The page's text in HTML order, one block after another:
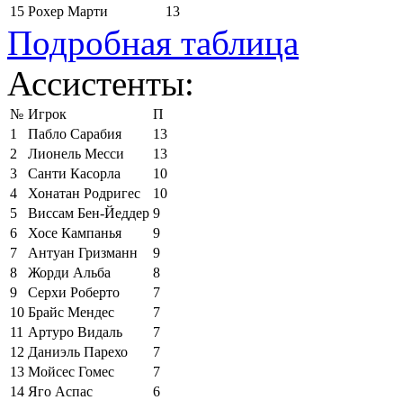
15 Рохер Марти 13
Подробная таблица
Ассистенты:
№ Игрок
П
1
Пабло Сарабия
13
2
Лионель Месси
13
3
Санти Касорла
10
4
Хонатан Родригес
10
5
Виссам Бен-Йеддер 9
6
Хосе Кампанья
9
7
Антуан Гризманн
9
8
Жорди Альба
8
9
Серхи Роберто
7
10 Брайс Мендес
7
11 Артуро Видаль
7
12 Даниэль Парехо
7
13 Мойсес Гомес
7
14 Яго Аспас
6